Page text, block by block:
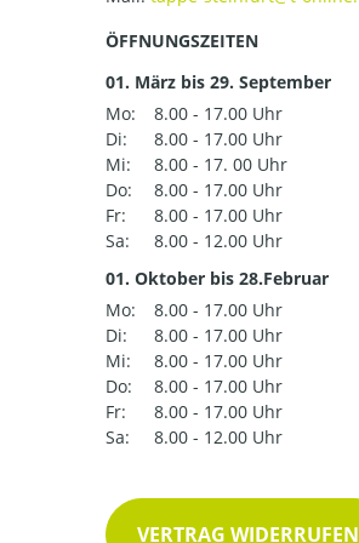
ÖFFNUNGSZEITEN
01. März bis 29. September
Mo:
8.00 - 17.00 Uhr
Di:
8.00 - 17.00 Uhr
Mi:
8.00 - 17. 00 Uhr
Do:
8.00 - 17.00 Uhr
Fr:
8.00 - 17.00 Uhr
Sa:
8.00 - 12.00 Uhr
01. Oktober bis 28.Februar
Mo:
8.00 - 17.00 Uhr
Di:
8.00 - 17.00 Uhr
Mi:
8.00 - 17.00 Uhr
Do:
8.00 - 17.00 Uhr
Fr:
8.00 - 17.00 Uhr
Sa:
8.00 - 12.00 Uhr
VERTRAG WIDERRUFEN